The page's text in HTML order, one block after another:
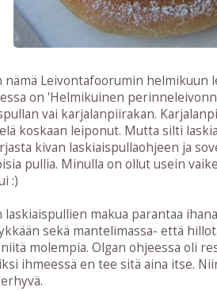
nämä Leivontafoorumin helmikuun
on 'Helmikuinen
vai karjalanpiirakan.
koskaan leiponut. Mutta silti
kivan laskiaispullaohjeen ja
pullia. Minulla on ollut usein
:)
laskiaispullien makua parantaa
sekä mantelimassa- että
molempia. Olgan ohjeessa oli
ihmeessä en tee sitä aina itse.